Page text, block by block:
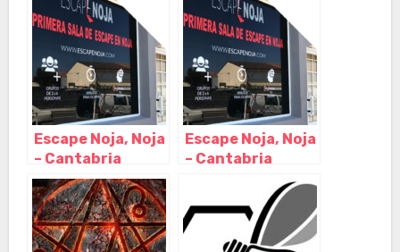
LEONARDO
Torres Quevedo,
Arenas de Iguña –
Cantabria
Escape Noja, Noja
– Cantabria
Escape Noja, Noja
– Cantabria